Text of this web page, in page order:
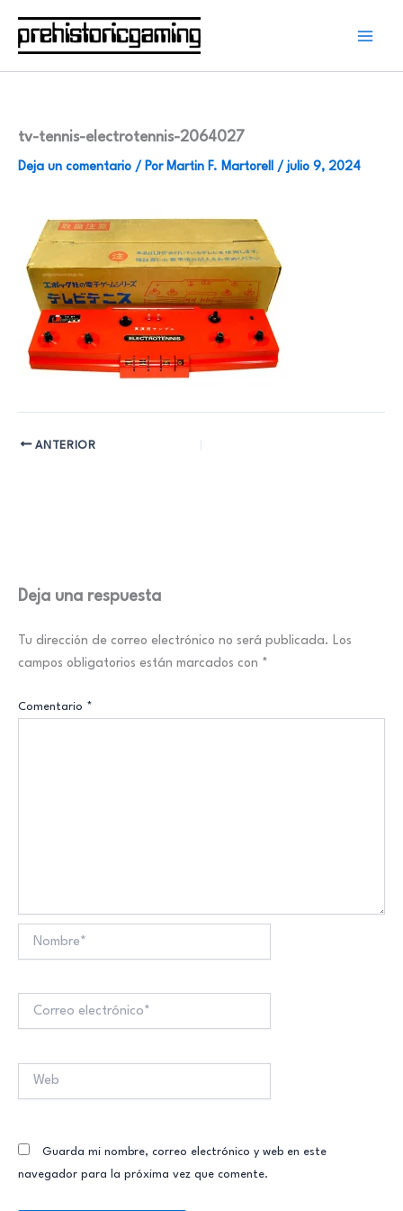
contenido
tv-tennis-electrotennis-2064027
Deja un comentario / Por Martin F. Martorell / julio 9, 2024
ANTERIOR
Deja una respuesta
Tu dirección de correo electrónico no será publicada. Los
campos obligatorios están marcados con *
Comentario *
Guarda mi nombre, correo electrónico y web en este
navegador para la próxima vez que comente.